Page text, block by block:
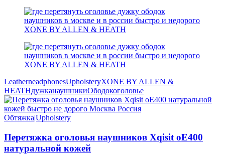
LeatherneadphonesUpholsteryXONE BY ALLEN &
HEATHдужканаушникиОбодокоголовье
Обтяжка|Upholstery
Перетяжка оголовья наушников Xqisit oE400
натуральной кожей